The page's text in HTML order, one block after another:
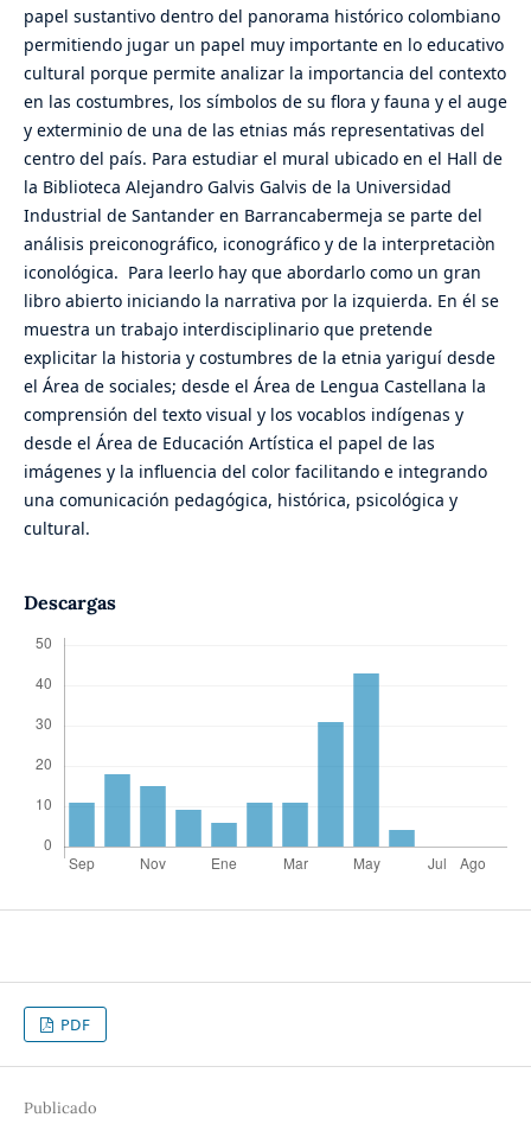
papel sustantivo dentro del panorama histórico colombiano
permitiendo jugar un papel muy importante en lo educativo
cultural porque permite analizar la importancia del contexto
en las costumbres, los símbolos de su flora y fauna y el auge
y exterminio de una de las etnias más representativas del
centro del país. Para estudiar el mural ubicado en el Hall de
la Biblioteca Alejandro Galvis Galvis de la Universidad
Industrial de Santander en Barrancabermeja se parte del
análisis preiconográfico, iconográfico y de la interpretaciòn
iconológica. Para leerlo hay que abordarlo como un gran
libro abierto iniciando la narrativa por la izquierda. En él se
muestra un trabajo interdisciplinario que pretende
explicitar la historia y costumbres de la etnia yariguí desde
el Área de sociales; desde el Área de Lengua Castellana la
comprensión del texto visual y los vocablos indígenas y
desde el Área de Educación Artística el papel de las
imágenes y la influencia del color facilitando e integrando
una comunicación pedagógica, histórica, psicológica y
cultural.
Descargas
PDF
Publicado